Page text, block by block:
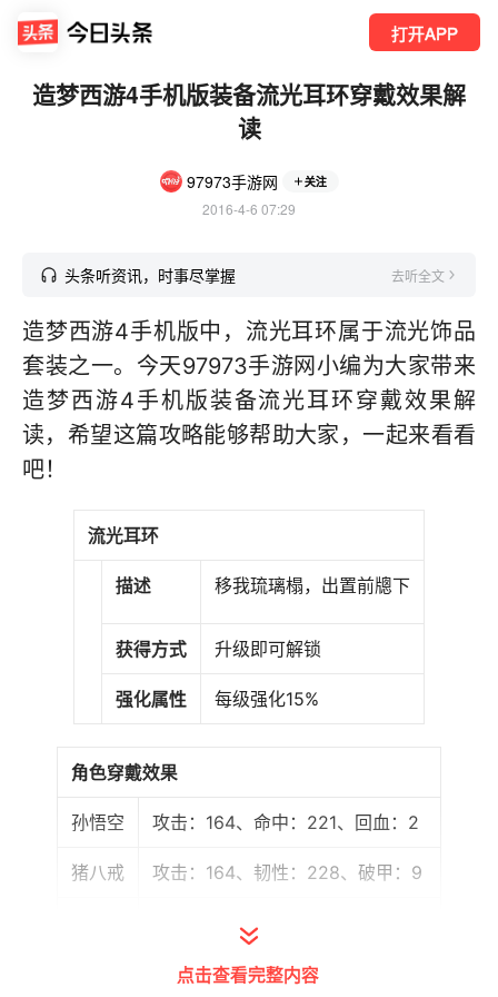
打开APP
造梦西游4手机版装备流光耳环穿戴效果解
读
97973手游网 关注
2016-4-6 07:29
头条听资讯，时事尽掌握 去听全文
造梦西游4手机版中，流光耳环属于流光饰品
套装之一。今天97973手游网小编为大家带来
造梦西游4手机版装备流光耳环穿戴效果解
读，希望这篇攻略能够帮助大家，一起来看看
吧！
流光耳环
描述 移我琉璃榻，出置前牕下
获得方式 升级即可解锁
强化属性 每级强化15%
角色穿戴效果
孙悟空 攻击：164、命中：221、回血：2
猪八戒 攻击：164、韧性：228、破甲：9
攻击：164、韧性：228、回血：2
攻击：164、命中：221、幸运：12
点击查看完整内容